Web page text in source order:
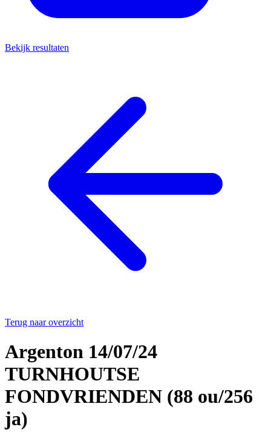
Bekijk resultaten
Terug naar overzicht
Argenton 14/07/24
TURNHOUTSE
FONDVRIENDEN (88 ou/256
ja)